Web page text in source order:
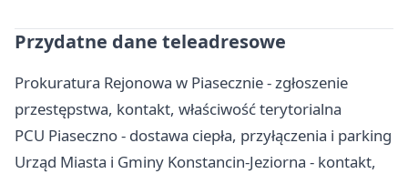
Przydatne dane teleadresowe
Prokuratura Rejonowa w Piasecznie - zgłoszenie
przestępstwa, kontakt, właściwość terytorialna
PCU Piaseczno - dostawa ciepła, przyłączenia i parking
Urząd Miasta i Gminy Konstancin-Jeziorna - kontakt,